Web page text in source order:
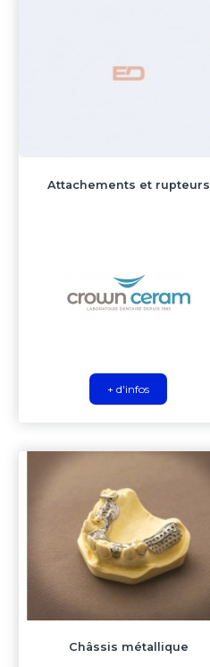
Attachements et rupteurs
+ d'infos
Châssis métallique